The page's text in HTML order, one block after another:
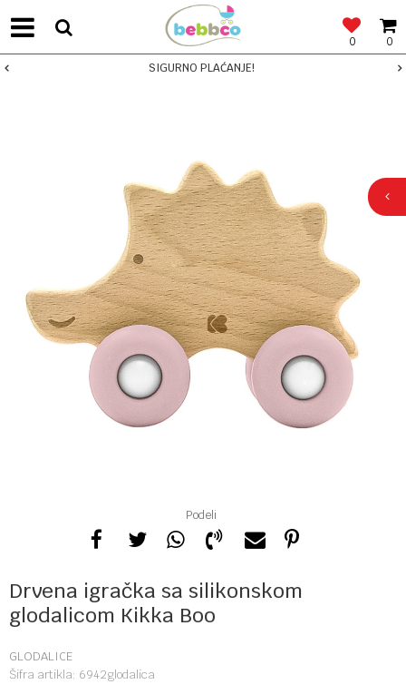
0
0
SIGURNO PLAĆANJE!
Podeli
Drvena igračka sa silikonskom
glodalicom Kikka Boo
GLODALICE
Šifra artikla: 6942glodalica